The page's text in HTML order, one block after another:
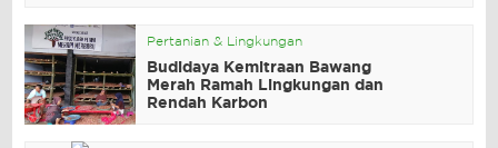
Pertanian & Lingkungan
Budidaya Kemitraan Bawang
Merah Ramah Lingkungan dan
Rendah Karbon